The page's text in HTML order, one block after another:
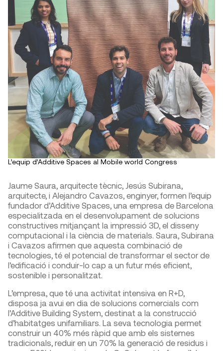
L’equip d’Additive Spaces al Mobile world Congress
Jaume Saura, arquitecte tècnic, Jesús Subirana,
arquitecte, i Alejandro Cavazos, enginyer, formen l’equip
fundador d’Additive Spaces, una empresa de Barcelona
especialitzada en el desenvolupament de solucions
constructives mitjançant la impressió 3D, el disseny
computacional i la ciència de materials. Saura, Subirana
i Cavazos afirmen que aquesta combinació de
tecnologies, té el potencial de transformar el sector de
l’edificació i conduir-lo cap a un futur més eficient,
sostenible i personalitzat.
L’empresa, que té una activitat intensiva en R+D,
disposa ja avui en dia de solucions comercials com
l’Additive Building System, destinat a la construcció
d’habitatges unifamiliars. La seva tecnologia permet
construir un 40% més ràpid que amb els sistemes
tradicionals, reduir en un 70% la generació de residus i